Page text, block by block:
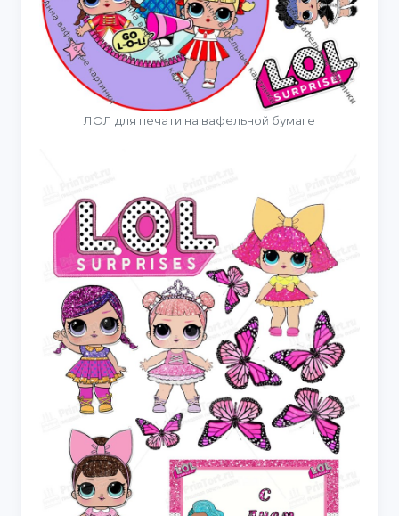
ЛОЛ для печати на вафельной бумаге